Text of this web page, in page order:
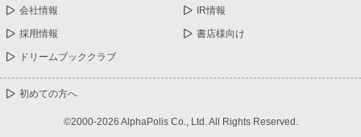
会社情報 IR情報
採用情報 書店様向け
ドリームブッククラブ
初めての方へ
©2000-2026 AlphaPolis Co., Ltd. All Rights Reserved.